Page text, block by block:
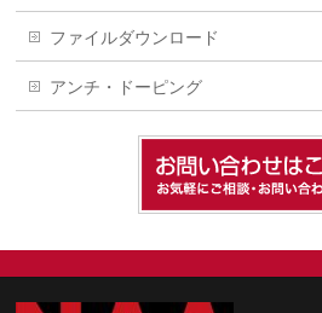
ファイルダウンロード
アンチ・ドーピング